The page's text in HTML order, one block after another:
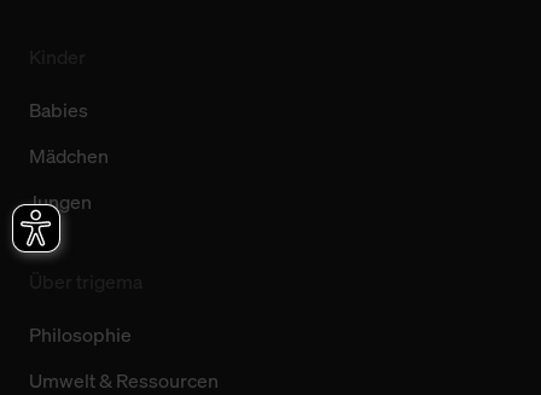
Babies
Mädchen
Jungen
Philosophie
Umwelt & Ressourcen